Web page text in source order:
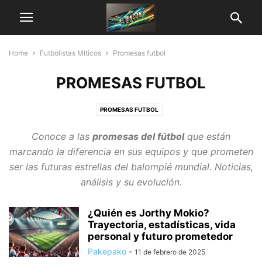
Home Futbolistas Míticos Promesas futbol
PROMESAS FUTBOL
PROMESAS FUTBOL
Conoce a las promesas del fútbolque están
marcando la diferencia en sus equipos y que prometen
ser las futuras estrellas del balompié mundial. Noticias,
análisis y su evolución.
¿Quién es Jorthy Mokio?
Trayectoria, estadísticas, vida
personal y futuro prometedor
Pakepako - 11 de febrero de 2025